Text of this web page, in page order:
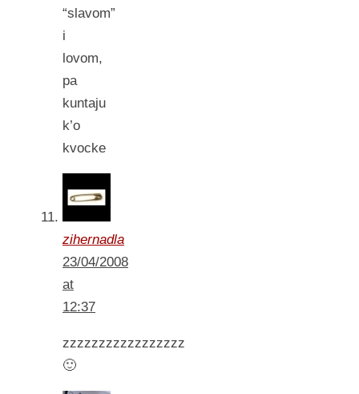
“slavom”
i
lovom,
pa
kuntaju
k’o
kvocke
zihernadla
23/04/2008
at
12:37
zzzzzzzzzzzzzzzzz
🙂